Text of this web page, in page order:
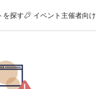
を探す イベント主催者向け